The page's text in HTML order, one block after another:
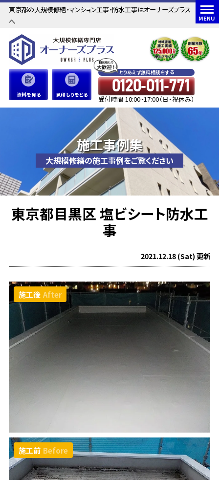
MENU
東京都の大規模修繕・マンション工事・防水工事はオーナーズプラス
へ
資料を見る 見積もりをとる
とりあえず無料相談をする
0120-011-771
受付時間 10:00~17:00（日・祝休み）
施工事例集
大規模修繕の施工事例をご覧ください
東京都目黒区 塩ビシート防水工
事
2021.12.18 (Sat) 更新
施工後 After
施工前 Before